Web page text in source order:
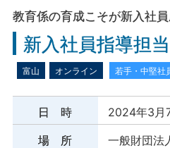
教育係の育成こそが新入社
新入社員指導担
富山 オンライン 若手・中堅社
日 時
2024年3
場 所
一般財団法